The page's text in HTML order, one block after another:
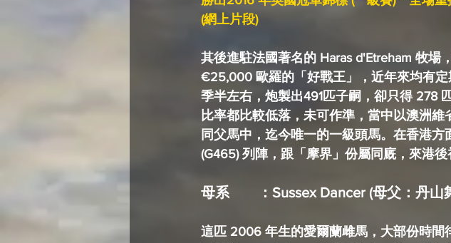
(網上片段)
其後進駐法國著名的 Haras d'Etreham 牧
€25,000 歐羅的「好戰王」，近年來均有
季半左右，炮製出491匹子嗣，卻只得 278
比率都比較低落，未可作準，當中以澳洲
同父馬中，迄今唯一的一級頭馬。在香港方
(G465) 列陣，跟「摩界」份屬同廐，來港
母系	：Sussex Dancer (母父：
這匹 2006 年生的愛爾蘭雌馬，大部份時間